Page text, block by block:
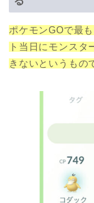
ポケモンGOで最
ト当日にモンス
きないというもの